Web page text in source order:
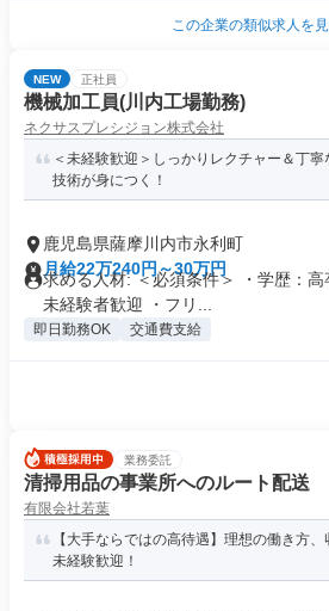
この企業の類似求人を
NEW 正社員
機械加工員(川内工場勤務)
ネクサスプレシジョン株式会社
＜未経験歓迎＞しっかりレクチャー＆丁
技術が身につく！
鹿児島県薩摩川内市永利町
月給22万240円～30万円
求める人材: ＜必須条件＞ ・学歴：
未経験者歓迎 ・フリ...
即日勤務OK 交通費支給
業務委託
清掃用品の事業所へのルート配送
有限会社若葉
【大手ならではの高待遇】理想の働き方
未経験歓迎！